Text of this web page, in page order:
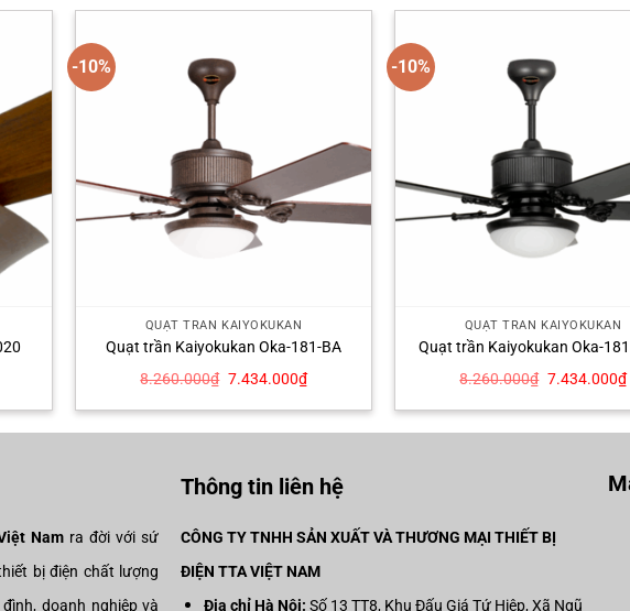
-10%
QUẠT TRẦN KAIYOKUKAN
Quạt trần Kaiyokukan Oka-181-BA
8.260.000₫ Giá
là:
7.434.000₫Giá
tại
-10%
QUẠT TRẦN KAIYOKUKAN
Quạt trần Kaiyokukan Oka-
8.260.000₫ Giá
là:
7.434.000₫
Nam ra đời với sứ
bị điện chất lượng
doanh nghiệp và
Thông tin liên hệ
CÔNG TY TNHH SẢN XUẤT VÀ THƯƠNG MẠI THIẾT BỊ
ĐIỆN TTA VIỆT NAM
Địa chỉ Hà Nội: Số 13 TT8, Khu Đấu Giá Tứ Hiệp, Xã Ngũ